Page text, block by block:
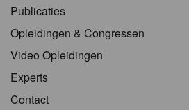
Publicaties
Opleidingen & Congressen
Video Opleidingen
Experts
Contact